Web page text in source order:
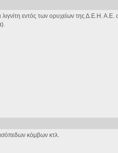
λιγνίτη εντός των ορυχείων της Δ.Ε.Η.
κόμβων κτλ.